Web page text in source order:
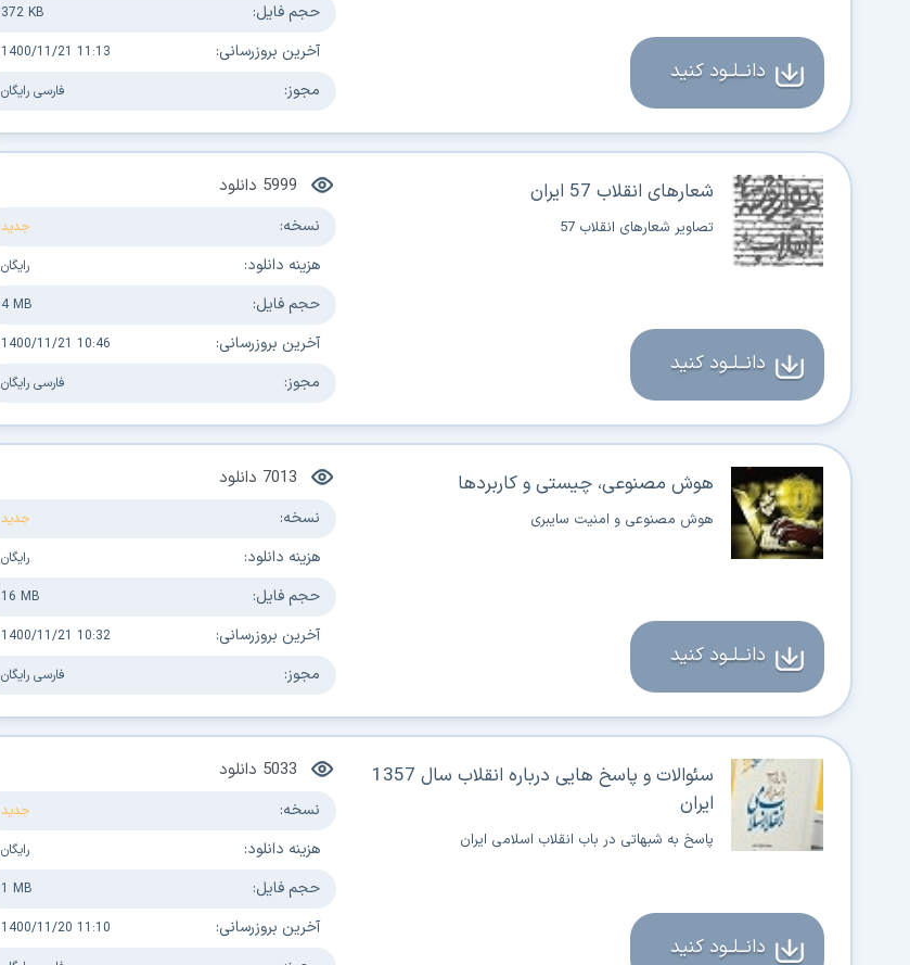
حجم فایل: 372 KB
آخرین بروزرسانی: 1400/11/21 11:13
مجوز: فارسی رایگان
دانــلــود کنید
شعارهای انقلاب 57 ایران
تصاویر شعارهای انقلاب 57
5999 دانلود
نسخه: جدید
هزینه دانلود: رایگان
حجم فایل: 4 MB
آخرین بروزرسانی: 1400/11/21 10:46
مجوز: فارسی رایگان
دانــلــود کنید
هوش مصنوعی، چیستی و کاربردها
هوش مصنوعی و امنیت سایبری
7013 دانلود
نسخه: جدید
هزینه دانلود: رایگان
حجم فایل: 16 MB
آخرین بروزرسانی: 1400/11/21 10:32
مجوز: فارسی رایگان
دانــلــود کنید
سئوالات و پاسخ هایی درباره انقلاب سال 1357
ایران
پاسخ به شبهاتی در باب انقلاب اسلامی ایران
5033 دانلود
نسخه: جدید
هزینه دانلود: رایگان
حجم فایل: 1 MB
آخرین بروزرسانی: 1400/11/20 11:10
دانــلــود کنید